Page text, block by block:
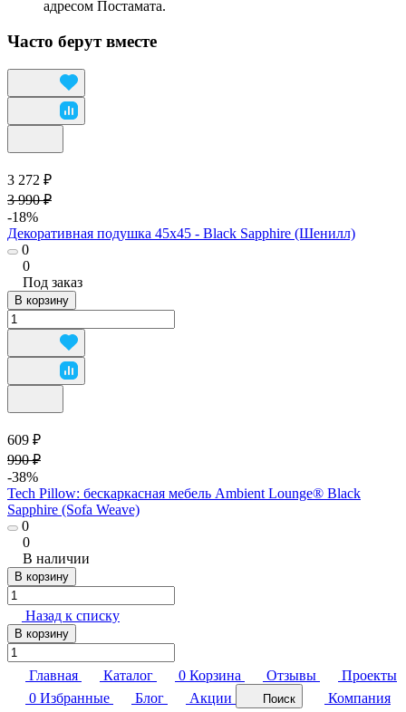
адресом Постамата.
Часто берут вместе
3 272 ₽
3 990 ₽
-18%
Декоративная подушка 45х45 - Black Sapphire (Шенилл)
0
0
Под заказ
В корзину
609 ₽
990 ₽
-38%
Tech Pillow: бескаркасная мебель Ambient Lounge® Black
Sapphire (Sofa Weave)
0
0
В наличии
В корзину
Назад к списку
В корзину
Главная Каталог 0 Корзина Отзывы
Проекты
0 Избранные Блог Акции Поиск
Компания